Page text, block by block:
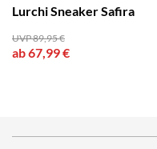
Lurchi Sneaker Safira
UVP 89,95 €
ab 67,99 €